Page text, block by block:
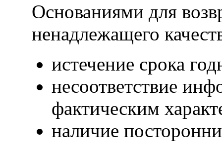
Основаниями для
ненадлежащего
истечение срока
несоответствие
фактическим
наличие